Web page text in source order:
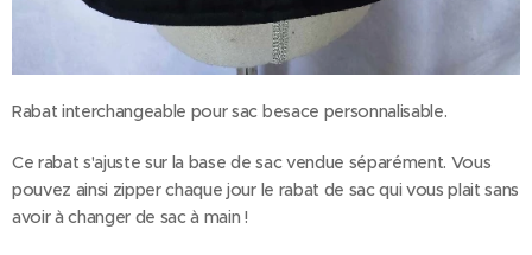
Rabat interchangeable pour sac besace personnalisable.
Ce rabat s'ajuste sur la base de sac vendue séparément. Vous
pouvez ainsi zipper chaque jour le rabat de sac qui vous plait sans
avoir à changer de sac à main !